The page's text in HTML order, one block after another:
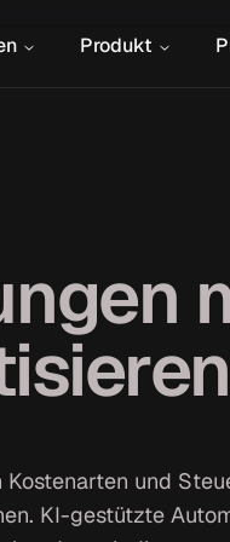
Produkt
und
KI-gestützte